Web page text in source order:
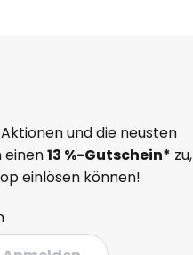
und die neusten
einen13 %-Gutschein* zu,
einlösen können!